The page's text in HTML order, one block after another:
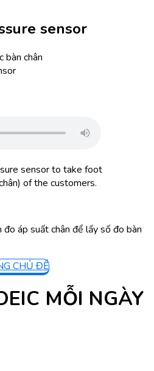
sensor
bàn chân
sensor to take foot
of the customers.
áp suất chân để lấy số đo bàn
CHỦ ĐỀ
MỖI NGÀY